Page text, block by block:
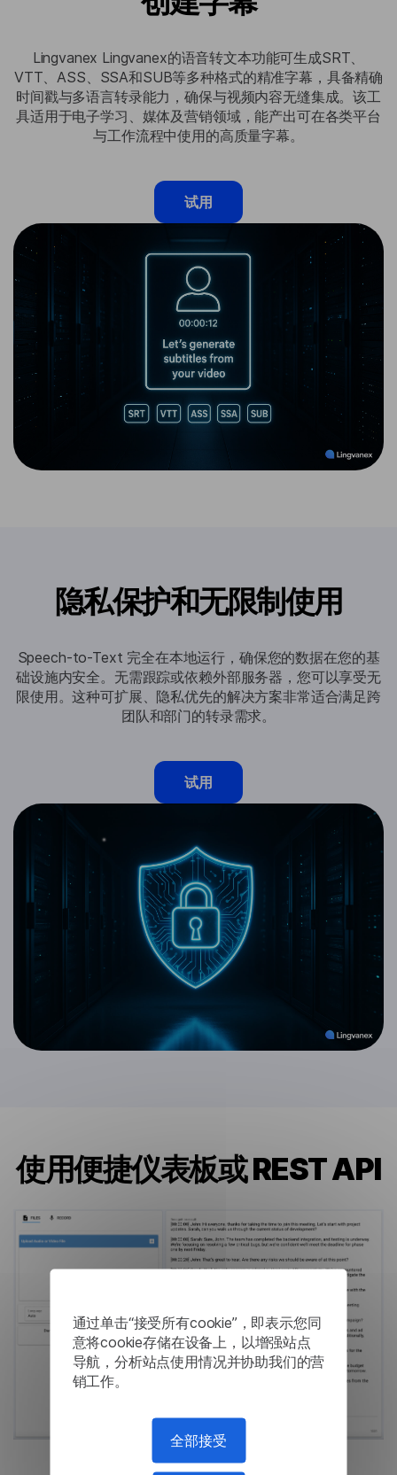
通过单击“接受所有cookie”，即表示您同
意将cookie存储在设备上，以增强站点
导航，分析站点使用情况并协助我们的营
销工作。
全部接受
Lingvanex Lingvanex的语音转文本功能可生成SRT、
VTT、ASS、SSA和SUB等多种格式的精准字幕，具备精确
时间戳与多语言转录能力，确保与视频内容无缝集成。该工
具适用于电子学习、媒体及营销领域，能产出可在各类平台
与工作流程中使用的高质量字幕。
试用
隐私保护和无限制使用
Speech-to-Text 完全在本地运行，确保您的数据在您的基
础设施内安全。无需跟踪或依赖外部服务器，您可以享受无
限使用。这种可扩展、隐私优先的解决方案非常适合满足跨
团队和部门的转录需求。
试用
使用便捷仪表板或 REST API